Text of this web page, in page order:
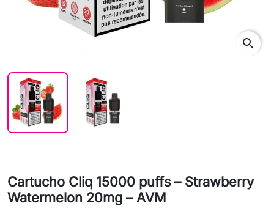
search
Cartucho Cliq 15000 puffs – Strawberry
Watermelon 20mg – AVM